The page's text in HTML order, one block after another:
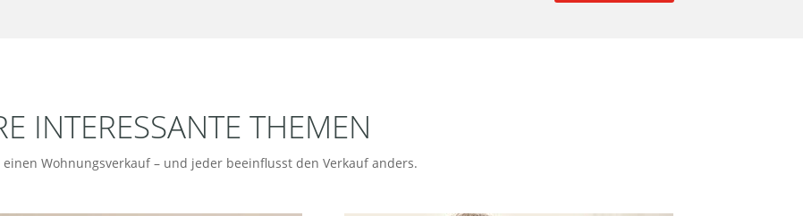
INTERESSANTE THEMEN
Wohnungsverkauf – und jeder beeinflusst den Verkauf anders.